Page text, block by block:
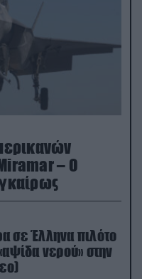
– Ο
σε Έλληνα πιλότο
νερού» στην